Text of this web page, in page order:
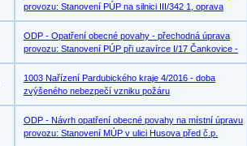
provozu: Stanovení PÚP na silnici III/342 1, oprava
ODP - Opatření obecné povahy - přechodná úprava
provozu: Stanovení PÚP při uzavírce I/17 Čankovice -
1003 Nařízení Pardubického kraje 4/2016 - doba
zvýšeného nebezpečí vzniku požáru
ODP - Návrh opatření obecné povahy na místní úpravu
provozu: Stanovení MÚP v ulici Husova před č.p.